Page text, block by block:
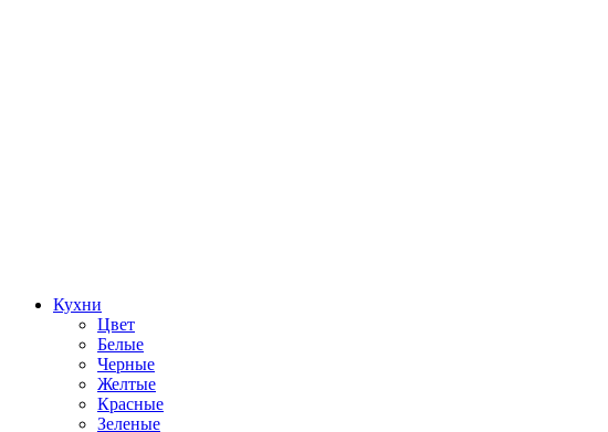
Кухни
Цвет
Белые
Черные
Желтые
Красные
Зеленые